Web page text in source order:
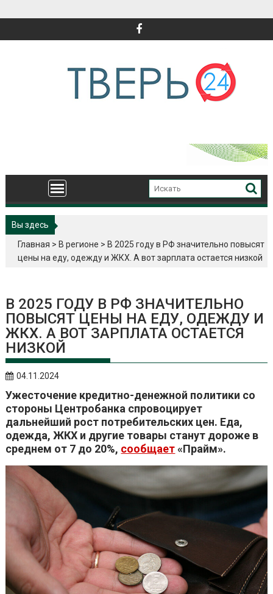
Вы здесь
Главная > В регионе > В 2025 году в РФ значительно повысят
цены на еду, одежду и ЖКХ. А вот зарплата остается низкой
В 2025 ГОДУ В РФ ЗНАЧИТЕЛЬНО
ПОВЫСЯТ ЦЕНЫ НА ЕДУ, ОДЕЖДУ И
ЖКХ. А ВОТ ЗАРПЛАТА ОСТАЕТСЯ
НИЗКОЙ
04.11.2024
Ужесточение кредитно-денежной политики со
стороны Центробанка спровоцирует
дальнейший рост потребительских цен. Еда,
одежда, ЖКХ и другие товары станут дороже в
среднем от 7 до 20%, сообщает«Прайм».